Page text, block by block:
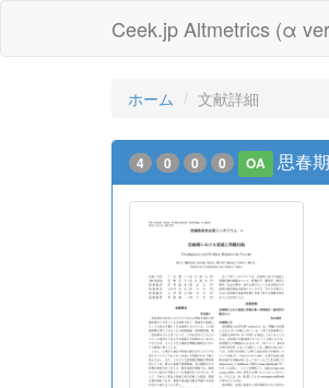
Ceek.jp Altmetrics (α
ホーム 文献詳細
4 0 0 0 OA 思春